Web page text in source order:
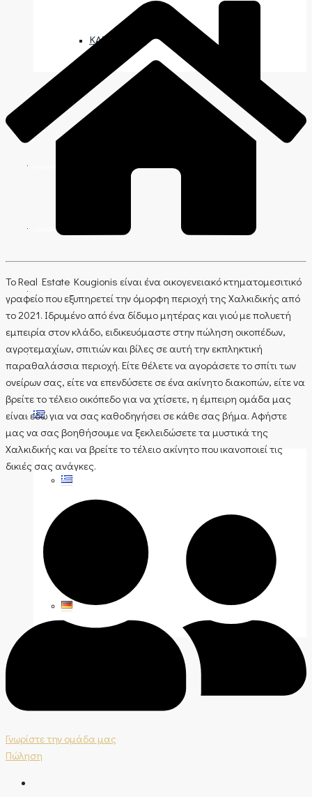
ΚΑΣΣΆΝΔΡΑ
Το Real Estate Kougionis είναι ένα οικογενειακό κτηματομεσιτικό
γραφείο που εξυπηρετεί την όμορφη περιοχή της Χαλκιδικής από
το 2021. Ιδρυμένο από ένα δίδυμο μητέρας και γιού με πολυετή
εμπειρία στον κλάδο, ειδικευόμαστε στην πώληση οικοπέδων,
αγροτεμαχίων, σπιτιών και βίλες σε αυτή την εκπληκτική
παραθαλάσσια περιοχή. Είτε θέλετε να αγοράσετε το σπίτι των
ονείρων σας, είτε να επενδύσετε σε ένα ακίνητο διακοπών, είτε να
βρείτε το τέλειο οικόπεδο για να χτίσετε, η έμπειρη ομάδα μας
είναι εδώ για να σας καθοδηγήσει σε κάθε σας βήμα. Αφήστε
μας να σας βοηθήσουμε να ξεκλειδώσετε τα μυστικά της
Χαλκιδικής και να βρείτε το τέλειο ακίνητο που ικανοποιεί τις
δικιές σας ανάγκες.
Γνωρίστε την ομάδα μας
Πώληση